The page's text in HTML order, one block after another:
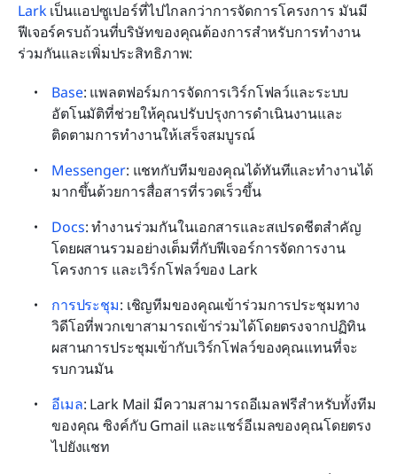
Lark เป็นแอปซูเปอร์ที่ไปไกลกว่าการจัดการโครงการ มันมี
ฟีเจอร์ครบถ้วนที่บริษัทของคุณต้องการสำหรับการทำงาน
ร่วมกันและเพิ่มประสิทธิภาพ:
Base: แพลตฟอร์มการจัดการเวิร์กโฟลว์และระบบ
อัตโนมัติที่ช่วยให้คุณปรับปรุงการดำเนินงานและ
ติดตามการทำงานให้เสร็จสมบูรณ์
Messenger: แชทกับทีมของคุณได้ทันทีและทำงานได้
มากขึ้นด้วยการสื่อสารที่รวดเร็วขึ้น
Docs: ทำงานร่วมกันในเอกสารและสเปรดชีตสำคัญ
โดยผสานรวมอย่างเต็มที่กับฟีเจอร์การจัดการงาน
โครงการ และเวิร์กโฟลว์ของ Lark
การประชุม: เชิญทีมของคุณเข้าร่วมการประชุมทาง
วิดีโอที่พวกเขาสามารถเข้าร่วมได้โดยตรงจากปฏิทิน
ผสานการประชุมเข้ากับเวิร์กโฟลว์ของคุณแทนที่จะ
รบกวนมัน
อีเมล: Lark Mail มีความสามารถอีเมลฟรีสำหรับทั้งทีม
ของคุณ ซิงค์กับ Gmail และแชร์อีเมลของคุณโดยตรง
ไปยังแชท